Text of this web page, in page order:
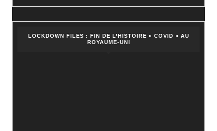
LOCKDOWN FILES : FIN DE L’HISTOIRE « COVID » AU
ROYAUME-UNI